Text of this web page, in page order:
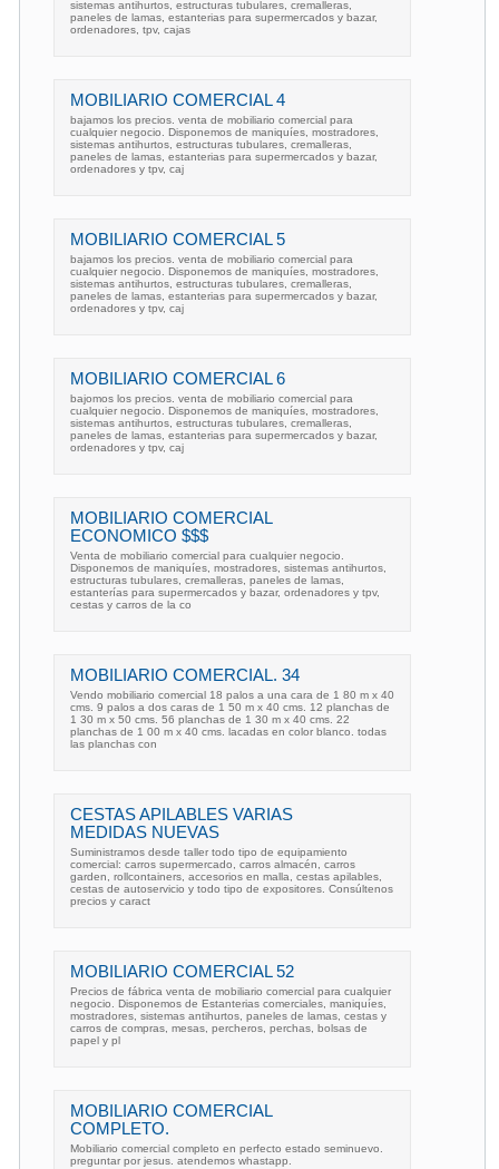
sistemas antihurtos, estructuras tubulares, cremalleras,
paneles de lamas, estanterias para supermercados y bazar,
ordenadores, tpv, cajas
MOBILIARIO COMERCIAL 4
bajamos los precios. venta de mobiliario comercial para
cualquier negocio. Disponemos de maniquíes, mostradores,
sistemas antihurtos, estructuras tubulares, cremalleras,
paneles de lamas, estanterias para supermercados y bazar,
ordenadores y tpv, caj
MOBILIARIO COMERCIAL 5
bajamos los precios. venta de mobiliario comercial para
cualquier negocio. Disponemos de maniquíes, mostradores,
sistemas antihurtos, estructuras tubulares, cremalleras,
paneles de lamas, estanterias para supermercados y bazar,
ordenadores y tpv, caj
MOBILIARIO COMERCIAL 6
bajomos los precios. venta de mobiliario comercial para
cualquier negocio. Disponemos de maniquíes, mostradores,
sistemas antihurtos, estructuras tubulares, cremalleras,
paneles de lamas, estanterias para supermercados y bazar,
ordenadores y tpv, caj
MOBILIARIO COMERCIAL
ECONOMICO $$$
Venta de mobiliario comercial para cualquier negocio.
Disponemos de maniquíes, mostradores, sistemas antihurtos,
estructuras tubulares, cremalleras, paneles de lamas,
estanterías para supermercados y bazar, ordenadores y tpv,
cestas y carros de la co
MOBILIARIO COMERCIAL. 34
Vendo mobiliario comercial 18 palos a una cara de 1 80 m x 40
cms. 9 palos a dos caras de 1 50 m x 40 cms. 12 planchas de
1 30 m x 50 cms. 56 planchas de 1 30 m x 40 cms. 22
planchas de 1 00 m x 40 cms. lacadas en color blanco. todas
las planchas con
CESTAS APILABLES VARIAS
MEDIDAS NUEVAS
Suministramos desde taller todo tipo de equipamiento
comercial: carros supermercado, carros almacén, carros
garden, rollcontainers, accesorios en malla, cestas apilables,
cestas de autoservicio y todo tipo de expositores. Consúltenos
precios y caract
MOBILIARIO COMERCIAL 52
Precios de fábrica venta de mobiliario comercial para cualquier
negocio. Disponemos de Estanterias comerciales, maniquíes,
mostradores, sistemas antihurtos, paneles de lamas, cestas y
carros de compras, mesas, percheros, perchas, bolsas de
papel y pl
MOBILIARIO COMERCIAL
COMPLETO.
Mobiliario comercial completo en perfecto estado seminuevo.
preguntar por jesus. atendemos whastapp.